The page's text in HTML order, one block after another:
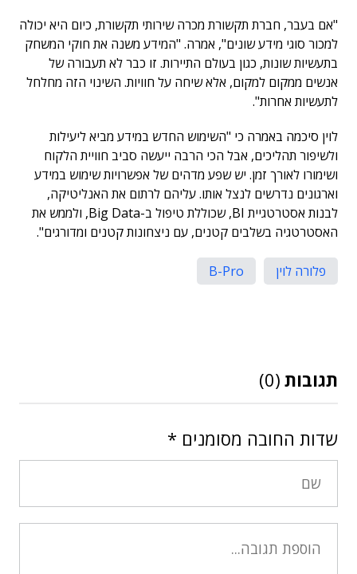
"אם בעבר, חברת תקשורת מכרה שירותי תקשורת, כיום היא יכולה
למכור סוגי מידע שונים", אמרה. "המידע משנה את חוקי המשחק
בתעשיות שונות, כגון בעולם התיירות. זו כבר לא תעבורה של
אנשים ממקום למקום, אלא שיחה על חוויות. השינוי הזה מחלחל
לתעשיות אחרות".
לוין סיכמה באמרה כי "השימוש החדש במידע מביא ליעילות
ולשיפור תהליכים, אבל הכי הרבה ייעשה סביב חוויית הלקוח
ושימורו לאורך זמן. יש שפע מדהים של אפשרויות שימוש במידע
וארגונים נדרשים לנצל אותו. עליהם לרתום את האנליטיקה,
לבנות אסטרטגיית BI, שכוללת טיפול ב-Big Data, ולממש את
האסטרטגיה בשלבים קטנים, עם ניצחונות קטנים ומדורגים".
פלורה לוין B-Pro
תגובות (0)
שדות החובה מסומנים *